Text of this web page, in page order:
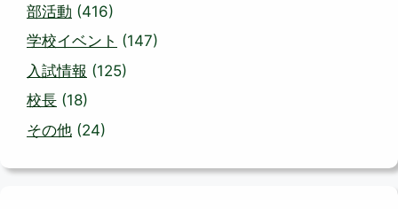
部活動 (416)
学校イベント (147)
入試情報 (125)
校長 (18)
その他 (24)